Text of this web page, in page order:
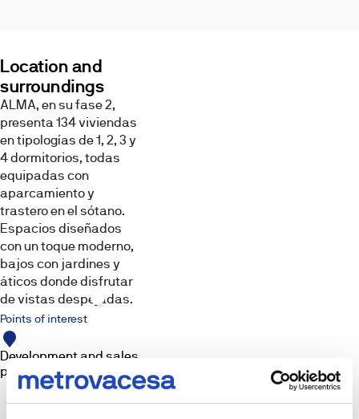
Location and
surroundings
ALMA, en su fase 2,
presenta 134 viviendas
en tipologías de 1, 2, 3 y
4 dormitorios, todas
equipadas con
aparcamiento y
trastero en el sótano.
Espacios diseñados
con un toque moderno,
bajos con jardines y
áticos donde disfrutar
de vistas despejadas.
Points of interest
Development and sales
point
Others Videos
Images,
infographics
and
renderings
are
for
illustrative
purposes.
The
furniture,
elements,
lighting
and
props
are